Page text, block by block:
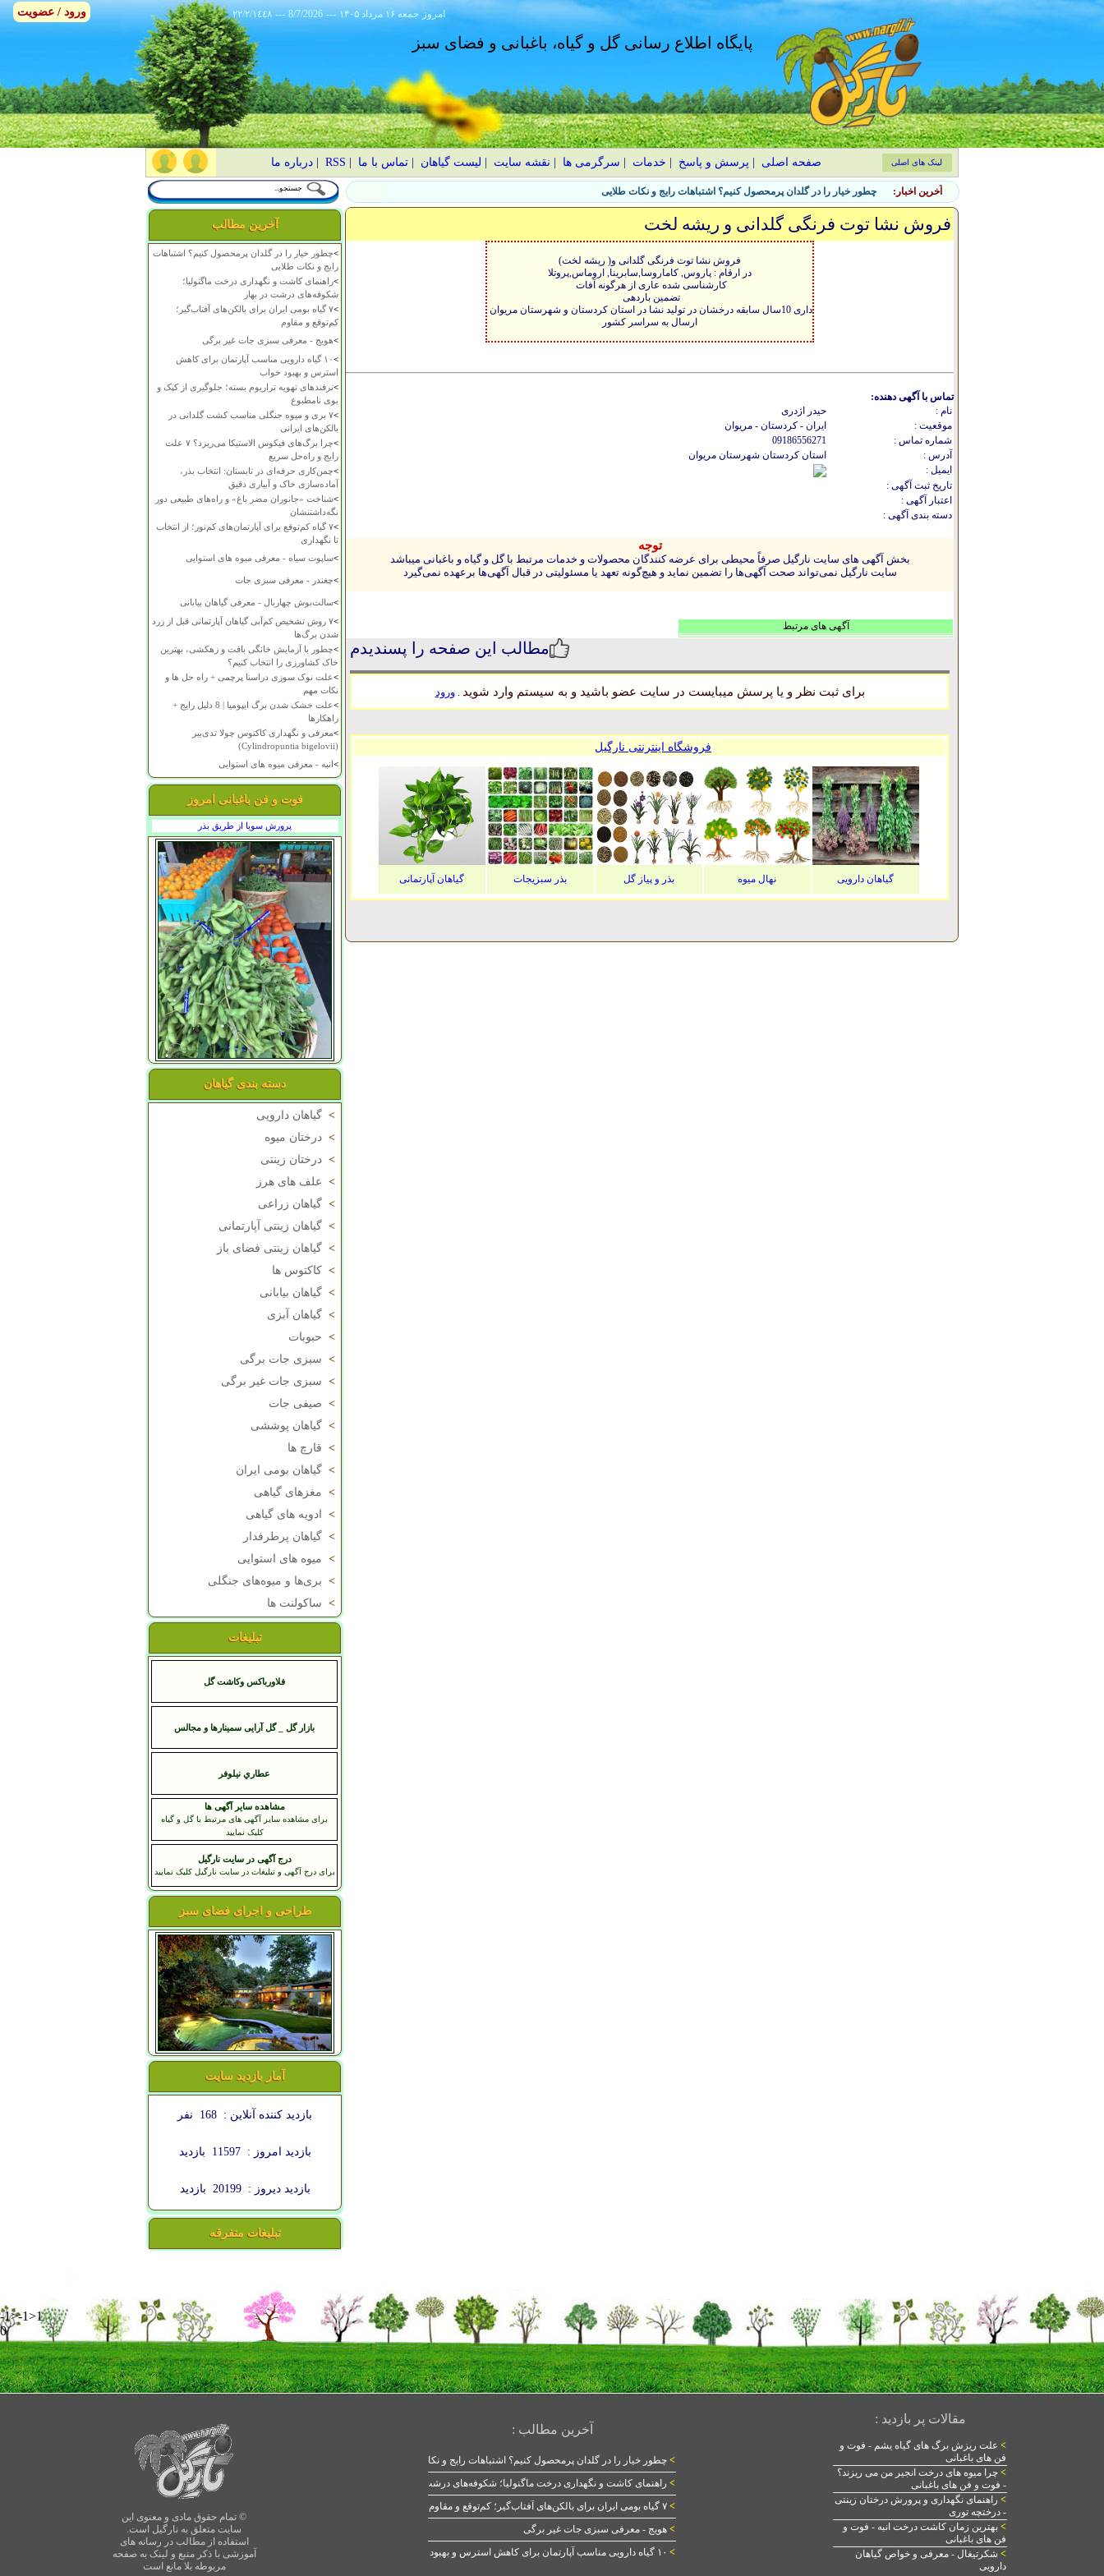
٢٢/٢/١٤٤٨ --- 8/7/2026 --- ۱۴۰۵ جمعه ۱۶ مرداد امروز
پایگاه اطلاع رسانی گل و گیاه، باغبانی و فضای سبز
صفحه اصلی پرسش و پاسخ خدمات سرگرمی ها نقشه سایت لیست گیاهان |تماس با ما RSS
|درباره ما لینک های اصلی
آخرین اخبار: چطور خیار را در گلدان پرمحصول کنیم؟ اشتباهات رایج و نکات طلایی
آخرین مطالب
>چطور خیار را در گلدان پرمحصول کنیم؟ اشتباهات
رایج و نکات طلایی
>راهنمای کاشت و نگهداری درخت ماگنولیا؛
شکوفه‌های درشت در بهار
>
۷ گیاه بومی ایران برای بالکن‌های آفتاب‌گیر؛
کم‌توقع و مقاوم
>هویج - معرفی سبزی جات غیر برگی
>
۱۰ گیاه دارویی مناسب آپارتمان برای کاهش
استرس و بهبود خواب
>ترفندهای تهویه تراریوم بسته؛ جلوگیری از کپک و
بوی نامطبوع
>
۷ بری و میوه جنگلی مناسب کشت گلدانی در
بالکن‌های ایرانی
>
چرا برگ‌های فیکوس الاستیکا می‌ریزد؟ ۷ علت
رایج و راه‌حل سریع
>چمن‌کاری حرفه‌ای در تابستان: انتخاب بذر،
آماده‌سازی خاک و آبیاری دقیق
>شناخت «جانوران مضر باغ» و راه‌های طبیعی دور
نگه‌داشتنشان
>
۷ گیاه کم‌توقع برای آپارتمان‌های کم‌نور؛ از انتخاب
تا نگهداری
>ساپوت سیاه - معرفی میوه های استوایی
>چغندر - معرفی سبزی جات
>سالت‌بوش چهاربال - معرفی گیاهان بیابانی
>
۷ روش تشخیص کم‌آبی گیاهان آپارتمانی قبل از زرد
شدن برگ‌ها
>چطور با آزمایش خانگی بافت و زهکشی، بهترین
خاک کشاورزی را انتخاب کنیم؟
>علت نوک سوزی دراسنا پرچمی + راه حل ها و
نکات مهم
>
علت خشک شدن برگ ایپومیا | 8 دلیل رایج +
راهکارها
>معرفی و نگهداری کاکتوس چولا تدی‌بیر
(Cylindropuntia bigelovii)
>انبه - معرفی میوه های استوایی
فوت و فن باغبانی امروز
پرورش سویا از طریق بذر
دسته بندی گیاهان
> گیاهان دارویی
> درختان میوه
> درختان زینتی
> علف های هرز
> گیاهان زراعی
> گیاهان زینتی آپارتمانی
> گیاهان زینتی فضای باز
> کاکتوس ها
> گیاهان بیابانی
> گیاهان آبزی
> حبوبات
> سبزی جات برگی
> سبزی جات غیر برگی
> صیفی جات
> گیاهان پوششی
> قارچ ها
> گیاهان بومی ایران
> مغزهای گیاهی
>
ادویه های گیاهی
> گیاهان پرطرفدار
> میوه های استوایی
> بری‌ها و میوه‌های جنگلی
> ساکولنت ها
تبلیغات
فلاورباکس وکاشت گل
بازار گل _ گل آرایی سمینارها و مجالس
عطاري نيلوفر
مشاهده سایر آگهی ها
برای مشاهده سایر آگهی های مرتبط با گل و گیاه
کلیک نمایید
درج آگهی در سایت نارگیل
برای درج آگهی و تبلیغات در سایت نارگیل کلیک نمایید
طراحی و اجرای فضای سبز
آمار بازدید سایت
بازدید کننده آنلاین : 168 نفر
بازدید امروز : 11597 بازدید
بازدید دیروز : 20199 بازدید
تبلیغات متفرقه
فروش نشا توت فرنگی گلدانی و ریشه لخت
فروش نشا توت فرنگی گلدانی و( ریشه لخت)
در ارقام : پاروس, کاماروسا,سابرینا, اروماس,پروتلا
کارشناسی شده عاری از هرگونه آفات
تضمین باردهی
داری 10سال سابقه درخشان در تولید نشا در استان کردستان و شهرستان مریوان
ارسال به سراسر کشور
تماس با آگهی دهنده:
نام :
حیدر اژدری
موقعیت :
ایران - كردستان - مریوان
شماره تماس :
09186556271
آدرس :
استان کردستان شهرستان مریوان
ایمیل :
تاریخ ثبت آگهی :
اعتبار آگهی :
دسته بندی آگهی :
توجه
بخش آگهی های سایت نارگیل صرفاً محیطی برای عرضه کنندگان محصولات و خدمات مرتبط با گل و گیاه و باغبانی میباشد
سایت نارگیل نمی‌تواند صحت آگهی‌ها را تضمین نماید و هیچ‌گونه تعهد یا مسئولیتی در قبال آگهی‌ها برعهده نمی‌گیرد
آگهی های مرتبط
مطالب این صفحه را پسندیدم
برای ثبت نظر و یا پرسش میبایست در سایت عضو باشید و به سیستم وارد شوید .ورود
فروشگاه اینترنتی نارگیل
گیاهان دارویی نهال میوه بذر و پیاز گل بذر سبزیجات گیاهان آپارتمانی
-1>-1>1
0
© تمام حقوق مادی و معنوی این
سایت متعلق به نارگیل است.
استفاده از مطالب در رسانه های
آموزشی با ذکر منبع و لینک به صفحه
مربوطه بلا مانع است
آخرین مطالب :
> چطور خیار را در گلدان پرمحصول کنیم؟ اشتباهات رایج و نکات طلایی
> راهنمای کاشت و نگهداری درخت ماگنولیا؛ شکوفه‌های درشت در بهار
> ۷ گیاه بومی ایران برای بالکن‌های آفتاب‌گیر؛ کم‌توقع و مقاوم
> هویج - معرفی سبزی جات غیر برگی
> ۱۰ گیاه دارویی مناسب آپارتمان برای کاهش استرس و بهبود خواب
مقالات پر بازدید :
> علت ریزش برگ های گیاه یشم - فوت و
فن های باغبانی
> چرا میوه های درخت انجیر من می ریزند؟
- فوت و فن های باغبانی
> راهنمای نگهداری و پرورش درختان زینتی
- درختچه توری
> بهترین زمان کاشت درخت انبه - فوت و
فن های باغبانی
> شکرتیغال - معرفی و خواص گیاهان
دارویی
ورود / عضویت